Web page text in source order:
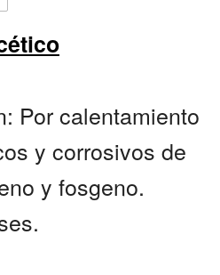
Por calentamiento
y corrosivos de
y fosgeno.